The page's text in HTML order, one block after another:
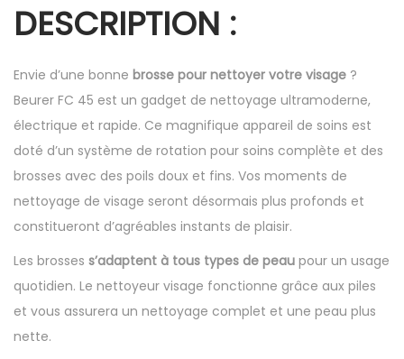
DESCRIPTION :
Envie d’une bonne brosse pour nettoyer votre visage ?
Beurer FC 45 est un gadget de nettoyage ultramoderne,
électrique et rapide. Ce magnifique appareil de soins est
doté d’un système de rotation pour soins complète et des
brosses avec des poils doux et fins. Vos moments de
nettoyage de visage seront désormais plus profonds et
constitueront d’agréables instants de plaisir.
Les brosses s’adaptent à tous types de peau pour un usage
quotidien. Le nettoyeur visage fonctionne grâce aux piles
et vous assurera un nettoyage complet et une peau plus
nette.